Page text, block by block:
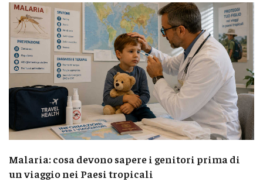
Malaria: cosa devono sapere i genitori prima di
un viaggio nei Paesi tropicali